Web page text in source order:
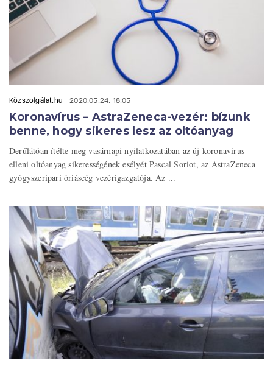
Közszolgálat.hu 2020.05.24. 18:05
Koronavírus – AstraZeneca-vezér: bízunk
benne, hogy sikeres lesz az oltóanyag
Derűlátóan ítélte meg vasárnapi nyilatkozatában az új koronavírus
elleni oltóanyag sikerességének esélyét Pascal Soriot, az AstraZeneca
gyógyszeripari óriáscég vezérigazgatója. Az ...